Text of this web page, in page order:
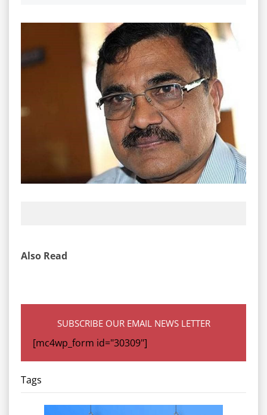
Also Read
SUBSCRIBE OUR EMAIL NEWS LETTER
[mc4wp_form id="30309"]
Tags